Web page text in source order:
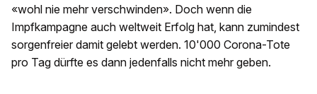
«wohl nie mehr verschwinden». Doch wenn die
Impfkampagne auch weltweit Erfolg hat, kann zumindest
sorgenfreier damit gelebt werden. 10'000 Corona-Tote
pro Tag dürfte es dann jedenfalls nicht mehr geben.